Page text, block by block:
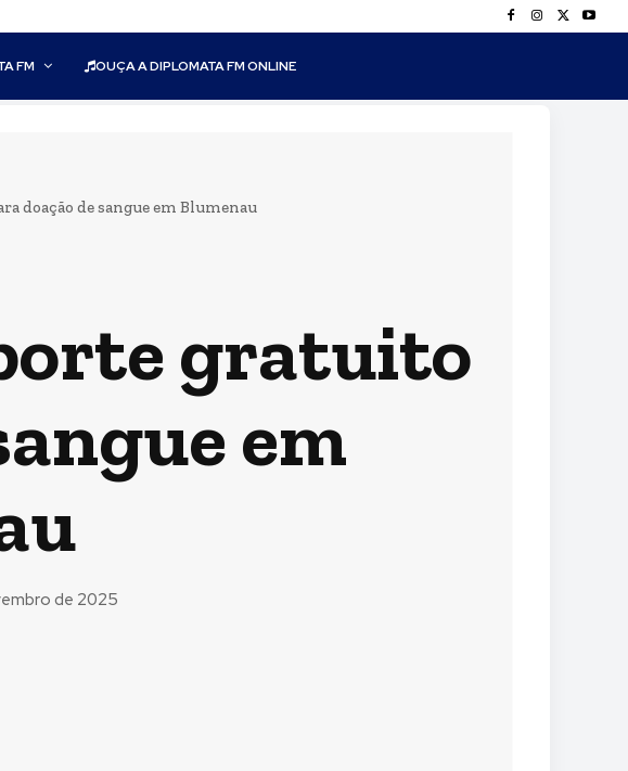
FM OUÇA A DIPLOMATA FM ONLINE
doação de sangue em Blumenau
gratuito
em
de 2025